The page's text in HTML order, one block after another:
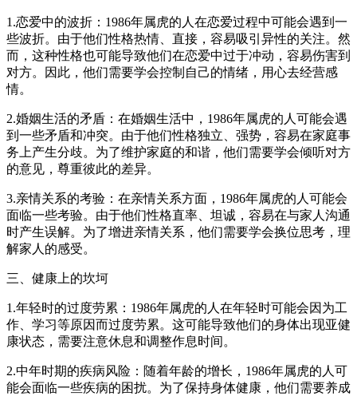
1.恋爱中的波折：1986年属虎的人在恋爱过程中可能会遇到一
些波折。由于他们性格热情、直接，容易吸引异性的关注。然
而，这种性格也可能导致他们在恋爱中过于冲动，容易伤害到
对方。因此，他们需要学会控制自己的情绪，用心去经营感
情。
2.婚姻生活的矛盾：在婚姻生活中，1986年属虎的人可能会遇
到一些矛盾和冲突。由于他们性格独立、强势，容易在家庭事
务上产生分歧。为了维护家庭的和谐，他们需要学会倾听对方
的意见，尊重彼此的差异。
3.亲情关系的考验：在亲情关系方面，1986年属虎的人可能会
面临一些考验。由于他们性格直率、坦诚，容易在与家人沟通
时产生误解。为了增进亲情关系，他们需要学会换位思考，理
解家人的感受。
三、健康上的坎坷
1.年轻时的过度劳累：1986年属虎的人在年轻时可能会因为工
作、学习等原因而过度劳累。这可能导致他们的身体出现亚健
康状态，需要注意休息和调整作息时间。
2.中年时期的疾病风险：随着年龄的增长，1986年属虎的人可
能会面临一些疾病的困扰。为了保持身体健康，他们需要养成